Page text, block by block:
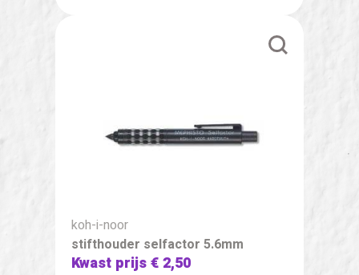
koh-i-noor
stifthouder selfactor 5.6mm
Kwast prijs€ 2,50